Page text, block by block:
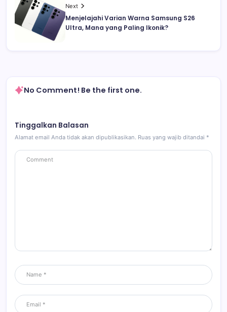
Next
Menjelajahi Varian Warna Samsung S26
Ultra, Mana yang Paling Ikonik?
No Comment! Be the first one.
Tinggalkan Balasan
Alamat email Anda tidak akan dipublikasikan. Ruas yang wajib ditandai *